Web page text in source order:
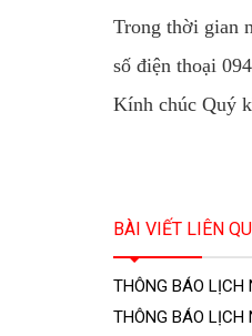
Trong thời gian
số điện thoại
Kính chúc Quý
BÀI VIẾT LIÊN
THÔNG BÁO LỊCH
THÔNG BÁO LỊCH